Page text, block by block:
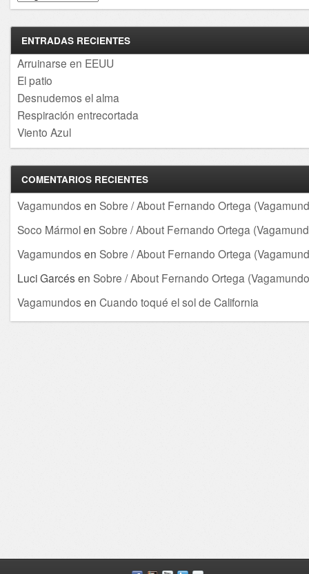
ENTRADAS RECIENTES
Arruinarse en EEUU
El patio
Desnudemos el alma
Respiración entrecortada
Viento Azul
COMENTARIOS RECIENTES
Vagamundos en Sobre / About Fernando Ortega
Soco Mármolen Sobre / About Fernando Ortega
Vagamundos en Sobre / About Fernando Ortega
Luci Garcés en Sobre / About Fernando Ortega
Vagamundos en Cuando toqué el sol de California